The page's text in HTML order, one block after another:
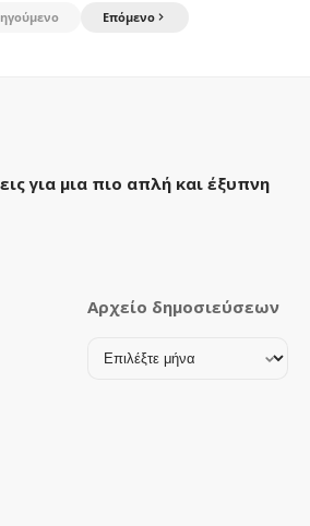
Επόμενο
για μια πιο απλή και έξυπνη
Αρχείο δημοσιεύσεων
Αρχείο